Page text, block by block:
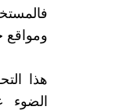
ومواقع
هذا
الضوء